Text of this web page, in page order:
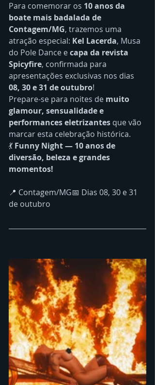
Para comemorar os 10 anos da
boate mais badalada de
Contagem/MG, trazemos uma
atração especial: Kel Lacerda, Musa
do Pole Dance e capa da revista
Spicyfire, confirmada para
apresentações exclusivas nos dias
08, 30 e 31 de outubro!
Prepare-se para noites de muito
glamour, sensualidade e
performances eletrizantes que vão
marcar esta celebração histórica.
💃 Funny Night — 10 anos de
diversão, beleza e grandes
momentos!
📍 Contagem/MG📅 Dias 08, 30 e 31
de outubro